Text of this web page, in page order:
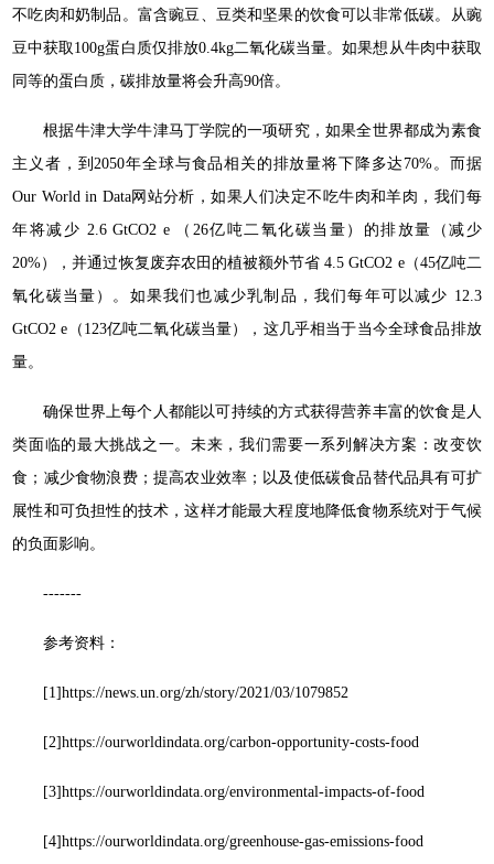
不吃肉和奶制品。富含豌豆、豆类和坚果的饮食可以非常低碳。从豌
豆中获取100g蛋白质仅排放0.4kg二氧化碳当量。如果想从牛肉中获取
同等的蛋白质，碳排放量将会升高90倍。
根据牛津大学牛津马丁学院的一项研究，如果全世界都成为素食
主义者，到2050年全球与食品相关的排放量将下降多达70%。而据
Our World in Data网站分析，如果人们决定不吃牛肉和羊肉，我们每
年将减少 2.6 GtCO2 e （26亿吨二氧化碳当量）的排放量（减少
20%），并通过恢复废弃农田的植被额外节省 4.5 GtCO2 e（45亿吨二
氧化碳当量）。如果我们也减少乳制品，我们每年可以减少 12.3
GtCO2 e（123亿吨二氧化碳当量），这几乎相当于当今全球食品排放
量。
确保世界上每个人都能以可持续的方式获得营养丰富的饮食是人
类面临的最大挑战之一。未来，我们需要一系列解决方案：改变饮
食；减少食物浪费；提高农业效率；以及使低碳食品替代品具有可扩
展性和可负担性的技术，这样才能最大程度地降低食物系统对于气候
的负面影响。
-------
参考资料：
[1]https://news.un.org/zh/story/2021/03/1079852
[2]https://ourworldindata.org/carbon-opportunity-costs-food
[3]https://ourworldindata.org/environmental-impacts-of-food
[4]https://ourworldindata.org/greenhouse-gas-emissions-food